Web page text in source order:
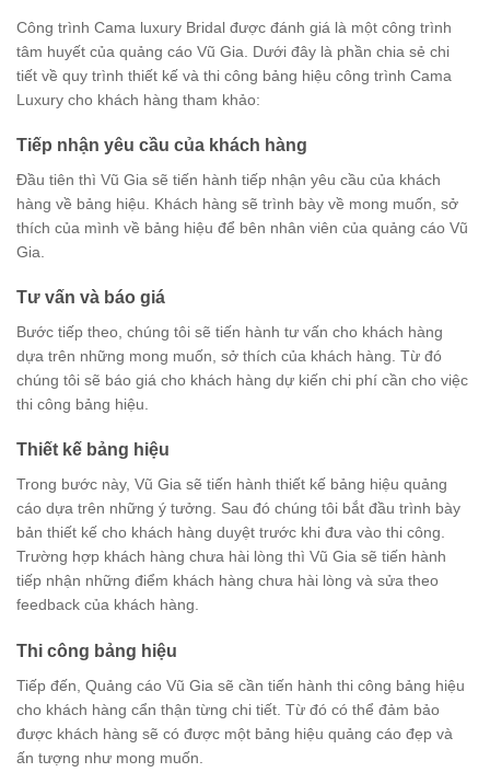
Công trình Cama luxury Bridal được đánh giá là một công trình
tâm huyết của quảng cáo Vũ Gia. Dưới đây là phần chia sẻ chi
tiết về quy trình thiết kế và thi công bảng hiệu công trình Cama
Luxury cho khách hàng tham khảo:
Tiếp nhận yêu cầu của khách hàng
Đầu tiên thì Vũ Gia sẽ tiến hành tiếp nhận yêu cầu của khách
hàng về bảng hiệu. Khách hàng sẽ trình bày về mong muốn, sở
thích của mình về bảng hiệu để bên nhân viên của quảng cáo Vũ
Gia.
Tư vấn và báo giá
Bước tiếp theo, chúng tôi sẽ tiến hành tư vấn cho khách hàng
dựa trên những mong muốn, sở thích của khách hàng. Từ đó
chúng tôi sẽ báo giá cho khách hàng dự kiến chi phí cần cho việc
thi công bảng hiệu.
Thiết kế bảng hiệu
Trong bước này, Vũ Gia sẽ tiến hành thiết kế bảng hiệu quảng
cáo dựa trên những ý tưởng. Sau đó chúng tôi bắt đầu trình bày
bản thiết kế cho khách hàng duyệt trước khi đưa vào thi công.
Trường hợp khách hàng chưa hài lòng thì Vũ Gia sẽ tiến hành
tiếp nhận những điểm khách hàng chưa hài lòng và sửa theo
feedback của khách hàng.
Thi công bảng hiệu
Tiếp đến, Quảng cáo Vũ Gia sẽ cần tiến hành thi công bảng hiệu
cho khách hàng cẩn thận từng chi tiết. Từ đó có thể đảm bảo
được khách hàng sẽ có được một bảng hiệu quảng cáo đẹp và
ấn tượng như mong muốn.